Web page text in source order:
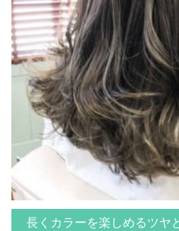
長くカラーを楽しめるツヤ